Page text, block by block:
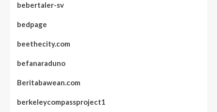
bebertaler-sv
bedpage
beethecity.com
befanaraduno
Beritabawean.com
berkeleycompassproject1